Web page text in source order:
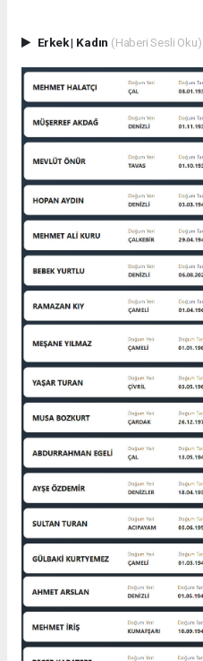
Erkek| Kadın (Haberi Sesli Oku)